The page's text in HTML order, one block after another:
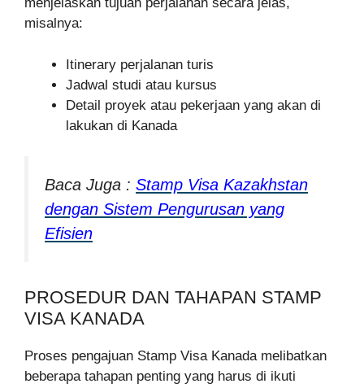
menjelaskan tujuan perjalanan secara jelas,
misalnya:
Itinerary perjalanan turis
Jadwal studi atau kursus
Detail proyek atau pekerjaan yang akan di
lakukan di Kanada
Baca Juga : Stamp Visa Kazakhstan
dengan Sistem Pengurusan yang
Efisien
PROSEDUR DAN TAHAPAN STAMP
VISA KANADA
Proses pengajuan Stamp Visa Kanada melibatkan
beberapa tahapan penting yang harus di ikuti